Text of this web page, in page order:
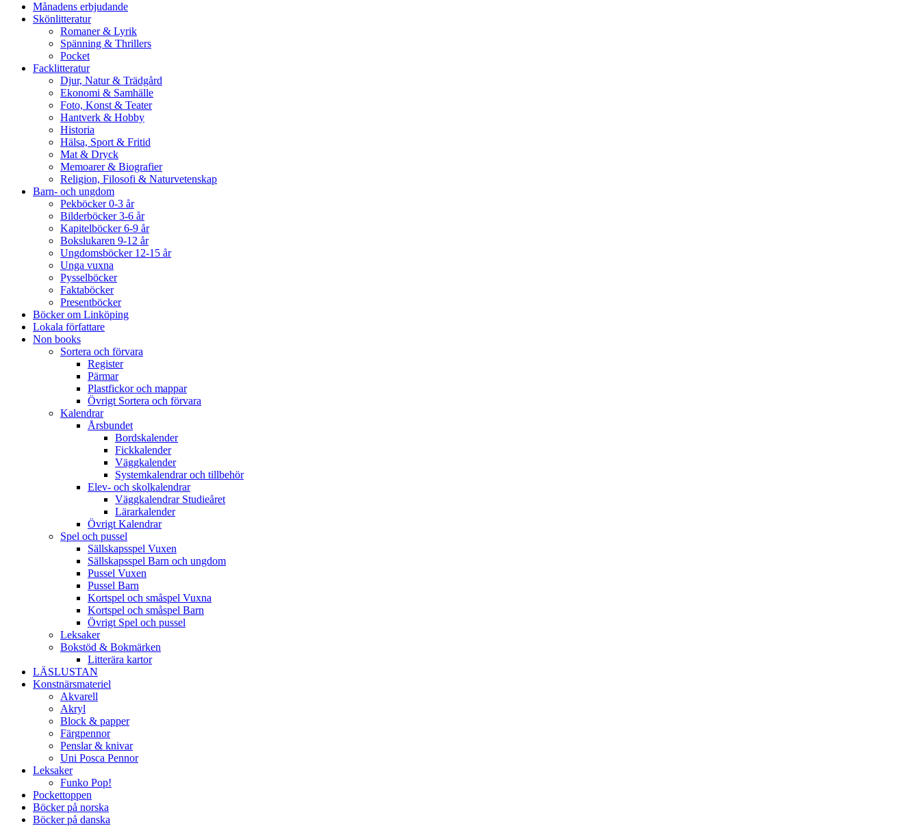
Månadens erbjudande
Skönlitteratur
Romaner & Lyrik
Spänning & Thrillers
Pocket
Facklitteratur
Djur, Natur & Trädgård
Ekonomi & Samhälle
Foto, Konst & Teater
Hantverk & Hobby
Historia
Hälsa, Sport & Fritid
Mat & Dryck
Memoarer & Biografier
Religion, Filosofi & Naturvetenskap
Barn- och ungdom
Pekböcker 0-3 år
Bilderböcker 3-6 år
Kapitelböcker 6-9 år
Bokslukaren 9-12 år
Ungdomsböcker 12-15 år
Unga vuxna
Pysselböcker
Faktaböcker
Presentböcker
Böcker om Linköping
Lokala författare
Non books
Sortera och förvara
Register
Pärmar
Plastfickor och mappar
Övrigt Sortera och förvara
Kalendrar
Årsbundet
Bordskalender
Fickkalender
Väggkalender
Systemkalendrar och tillbehör
Elev- och skolkalendrar
Väggkalendrar Studieåret
Lärarkalender
Övrigt Kalendrar
Spel och pussel
Sällskapsspel Vuxen
Sällskapsspel Barn och ungdom
Pussel Vuxen
Pussel Barn
Kortspel och småspel Vuxna
Kortspel och småspel Barn
Övrigt Spel och pussel
Leksaker
Bokstöd & Bokmärken
Litterära kartor
LÄSLUSTAN
Konstnärsmateriel
Akvarell
Akryl
Block & papper
Färgpennor
Penslar & knivar
Uni Posca Pennor
Leksaker
Funko Pop!
Pockettoppen
Böcker på norska
Böcker på danska